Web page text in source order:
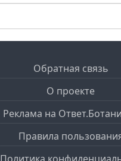
Обратная связь
О проекте
Реклама на
Правила